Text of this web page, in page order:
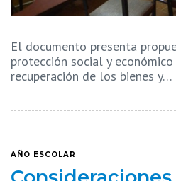
El documento presenta
protección social y
recuperación de los bienes y…
AÑO ESCOLAR